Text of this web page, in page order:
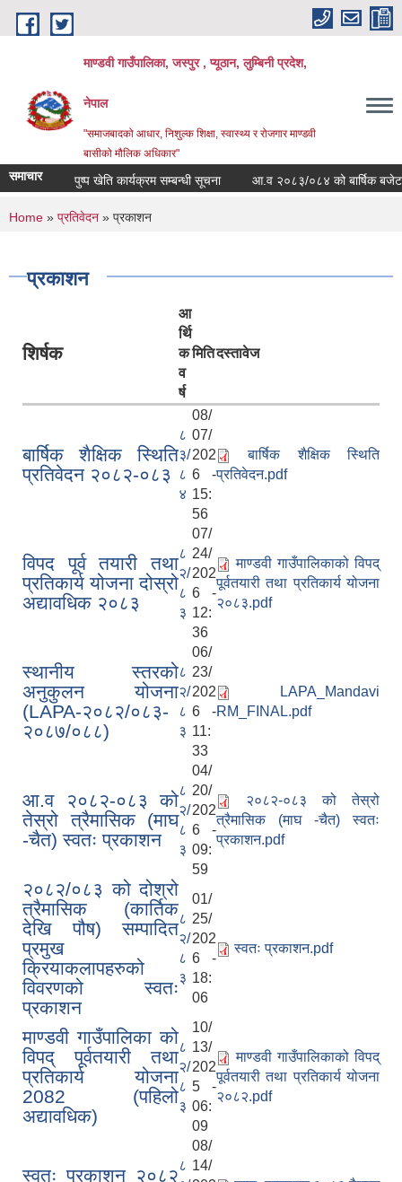
Skip to main content
माण्डवी गाउँपालिका, जस्पुर , प्यूठान, लुम्बिनी प्रदेश,
नेपाल
"समाजबादको आधार, निशुल्क शिक्षा, स्वास्थ्य र रोजगार माण्डवी
बासीको मौलिक अधिकार"
समाचार पुष्प खेति कार्यक्रम सम्बन्धी सूचना आ.व २०८३/०८४ को बार्षिक बजेट तथा
You are here
Home » प्रतिवेदन » प्रकाशन
प्रकाशन
शिर्षक
आ
र्थि
क
व
र्ष
मितिदस्तावेज
बार्षिक शैक्षिक स्थिति
प्रतिवेदन २०८२-०८३
८
३/
८
४
08/
07/
202
6 -
15:
56
बार्षिक शैक्षिक स्थिति
प्रतिवेदन.pdf
विपद पूर्व तयारी तथा
प्रतिकार्य योजना दोस्रो
अद्यावधिक २०८३
८
२/
८
३
07/
24/
202
6 -
12:
36
माण्डवी गाउँपालिकाको विपद्
पूर्वतयारी तथा प्रतिकार्य योजना
२०८३.pdf
स्थानीय स्तरको
अनुकुलन योजना
(LAPA-२०८२/०८३-
२०८७/०८८)
८
२/
८
३
06/
23/
202
6 -
11:
33
LAPA_Mandavi
RM_FINAL.pdf
आ.व २०८२-०८३ को
तेस्रो त्रैमासिक (माघ
-चैत) स्वतः प्रकाशन
८
२/
८
३
04/
20/
202
6 -
09:
59
२०८२-०८३ को तेस्रो
त्रैमासिक (माघ -चैत) स्वतः
प्रकाशन.pdf
२०८२/०८३ को दोश्रो
त्रैमासिक (कार्तिक
देखि पौष) सम्पादित
प्रमुख
क्रियाकलापहरुको
विवरणको स्वतः
प्रकाशन
८
२/
८
३
01/
25/
202
6 -
18:
06
स्वतः प्रकाशन.pdf
माण्डवी गाउँपालिका को
विपद् पूर्वतयारी तथा
प्रतिकार्य योजना
2082 (पहिलो
अद्यावधिक)
८
२/
८
३
10/
13/
202
5 -
06:
09
माण्डवी गाउँपालिकाको विपद्
पूर्वतयारी तथा प्रतिकार्य योजना
२०८२.pdf
स्वतः प्रकाशन २०८२८
08/
14/